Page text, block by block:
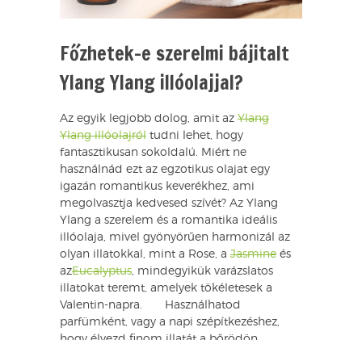
Főzhetek-e szerelmi bájitalt
Ylang Ylang illóolajjal?
Az egyik legjobb dolog, amit az Ylang
Ylang illóolajról tudni lehet, hogy
fantasztikusan sokoldalú. Miért ne
használnád ezt az egzotikus olajat egy
igazán romantikus keverékhez, ami
megolvasztja kedvesed szívét? Az Ylang
Ylang a szerelem és a romantika ideális
illóolaja, mivel gyönyörűen harmonizál az
olyan illatokkal, mint a Rose, a Jasmine és
azEucalyptus, mindegyikük varázslatos
illatokat teremt, amelyek tökéletesek a
Valentin-napra. Használhatod
parfümként, vagy a napi szépítkezéshez,